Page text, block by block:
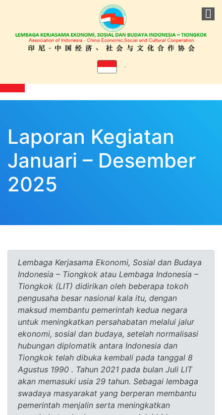
Laporan Kegiatan
Januari – Desember
2025
Lembaga Kerjasama Ekonomi, Sosial dan Budaya
Indonesia – Tiongkok atau Lembaga Indonesia –
Tiongkok (LIT) didirikan oleh beberapa tokoh
pengusaha besar nasional kala itu, dengan
maksud membantu pemerintah kedua negara
untuk meningkatkan persahabatan melalui jalur
ekonomi, sosial dan budaya, setelah normalisasi
hubungan diplomatik antara Indonesia dan
Tiongkok telah dibuka kembali pada tanggal 8
Agustus 1990 . Tahun 2021 pada bulan Juli LIT
akan memasuki usia 29 tahun. Sebagai lembaga
swadaya masyarakat yang berperan membantu
pemerintah menjalin serta meningkatkan